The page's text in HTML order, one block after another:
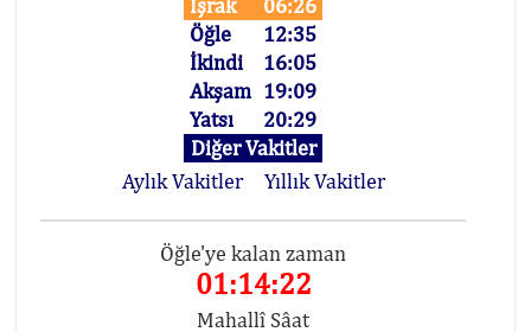
İşrak
06:26
Öğle
12:35
İkindi
16:05
Akşam 19:09
Yatsı
20:29
Diğer Vakitler
Aylık Vakitler
Yıllık Vakitler
Öğle'ye kalan zaman
01:14:22
Mahallî Sâat